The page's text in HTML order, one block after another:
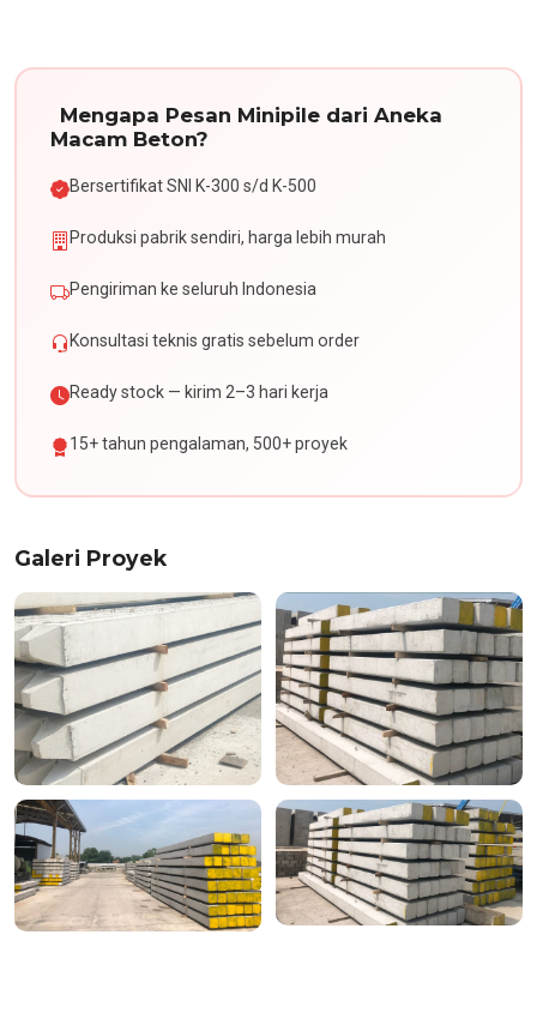
Mengapa Pesan Minipile dari Aneka
Macam Beton?
Bersertifikat SNI K-300 s/d K-500
Produksi pabrik sendiri, harga lebih murah
Pengiriman ke seluruh Indonesia
Konsultasi teknis gratis sebelum order
Ready stock — kirim 2–3 hari kerja
15+ tahun pengalaman, 500+ proyek
Galeri Proyek